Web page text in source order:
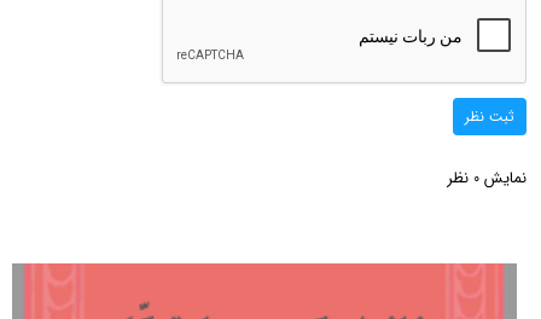
ثبت نظر
نمایش 0 نظر